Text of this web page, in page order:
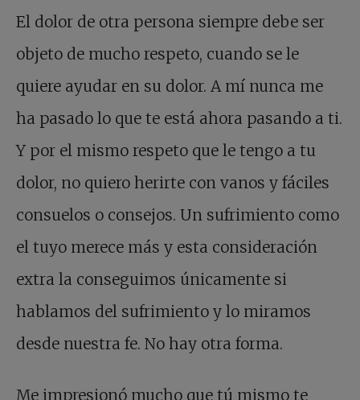
El dolor de otra persona siempre debe ser
objeto de mucho respeto, cuando se le
quiere ayudar en su dolor. A mí nunca me
ha pasado lo que te está ahora pasando a ti.
Y por el mismo respeto que le tengo a tu
dolor, no quiero herirte con vanos y fáciles
consuelos o consejos. Un sufrimiento como
el tuyo merece más y esta consideración
extra la conseguimos únicamente si
hablamos del sufrimiento y lo miramos
desde nuestra fe. No hay otra forma.
Me impresionó mucho que tú mismo te